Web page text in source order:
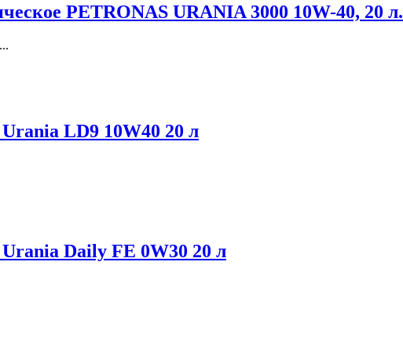
PETRONAS URANIA 3000 10W-40, 20 л.
LD9 10W40 20 л
Daily FE 0W30 20 л